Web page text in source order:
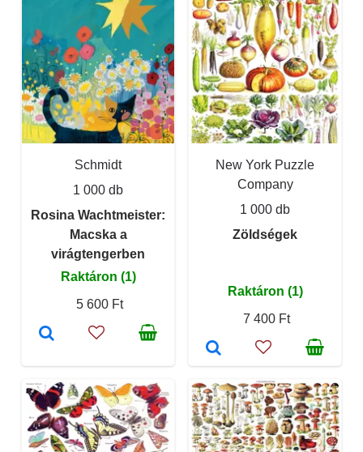
Schmidt
1 000 db
Rosina Wachtmeister:
Macska a
virágtengerben
Raktáron (1)
5 600 Ft
New York Puzzle
Company
1 000 db
Zöldségek
Raktáron (1)
7 400 Ft